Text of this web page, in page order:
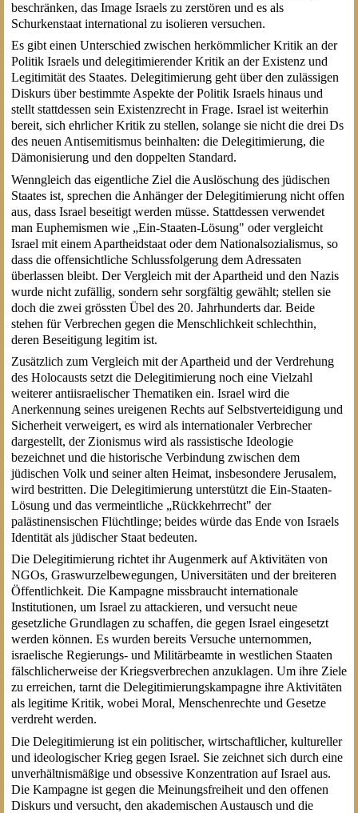
beschränken, das Image Israels zu zerstören und es als
Schurkenstaat international zu isolieren versuchen.
Es gibt einen Unterschied zwischen herkömmlicher Kritik an der
Politik Israels und delegitimierender Kritik an der Existenz und
Legitimität des Staates. Delegitimierung geht über den zulässigen
Diskurs über bestimmte Aspekte der Politik Israels hinaus und
stellt stattdessen sein Existenzrecht in Frage. Israel ist weiterhin
bereit, sich ehrlicher Kritik zu stellen, solange sie nicht die drei Ds
des neuen Antisemitismus beinhalten: die Delegitimierung, die
Dämonisierung und den doppelten Standard.
Wenngleich das eigentliche Ziel die Auslöschung des jüdischen
Staates ist, sprechen die Anhänger der Delegitimierung nicht offen
aus, dass Israel beseitigt werden müsse. Stattdessen verwendet
man Euphemismen wie „Ein-Staaten-Lösung" oder vergleicht
Israel mit einem Apartheidstaat oder dem Nationalsozialismus, so
dass die offensichtliche Schlussfolgerung dem Adressaten
überlassen bleibt. Der Vergleich mit der Apartheid und den Nazis
wurde nicht zufällig, sondern sehr sorgfältig gewählt; stellen sie
doch die zwei grössten Übel des 20. Jahrhunderts dar. Beide
stehen für Verbrechen gegen die Menschlichkeit schlechthin,
deren Beseitigung legitim ist.
Zusätzlich zum Vergleich mit der Apartheid und der Verdrehung
des Holocausts setzt die Delegitimierung noch eine Vielzahl
weiterer antiisraelischer Thematiken ein. Israel wird die
Anerkennung seines ureigenen Rechts auf Selbstverteidigung und
Sicherheit verweigert, es wird als internationaler Verbrecher
dargestellt, der Zionismus wird als rassistische Ideologie
bezeichnet und die historische Verbindung zwischen dem
jüdischen Volk und seiner alten Heimat, insbesondere Jerusalem,
wird bestritten. Die Delegitimierung unterstützt die Ein-Staaten-
Lösung und das vermeintliche „Rückkehrrecht" der
palästinensischen Flüchtlinge; beides würde das Ende von Israels
Identität als jüdischer Staat bedeuten.
Die Delegitimierung richtet ihr Augenmerk auf Aktivitäten von
NGOs, Graswurzelbewegungen, Universitäten und der breiteren
Öffentlichkeit. Die Kampagne missbraucht internationale
Institutionen, um Israel zu attackieren, und versucht neue
gesetzliche Grundlagen zu schaffen, die gegen Israel eingesetzt
werden können. Es wurden bereits Versuche unternommen,
israelische Regierungs- und Militärbeamte in westlichen Staaten
fälschlicherweise der Kriegsverbrechen anzuklagen. Um ihre Ziele
zu erreichen, tarnt die Delegitimierungskampagne ihre Aktivitäten
als legitime Kritik, wobei Moral, Menschenrechte und Gesetze
verdreht werden.
Die Delegitimierung ist ein politischer, wirtschaftlicher, kultureller
und ideologischer Krieg gegen Israel. Sie zeichnet sich durch eine
unverhältnismäßige und obsessive Konzentration auf Israel aus.
Die Kampagne ist gegen die Meinungsfreiheit und den offenen
Diskurs und versucht, den akademischen Austausch und die